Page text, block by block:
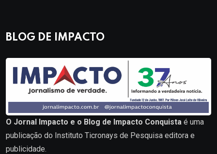
BLOG DE IMPACTO
O Jornal Impacto e o Blog de Impacto Conquista é uma
publicação do Instituto Ticronays de Pesquisa editora e
publicidade.